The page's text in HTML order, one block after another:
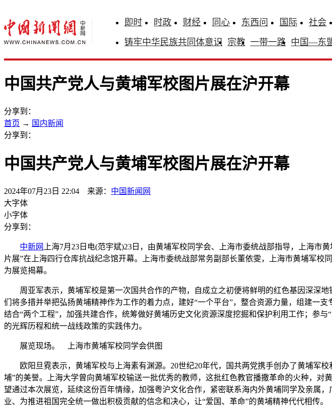
即时 时政 财经 同心 东西问 国际 社会
铸牢中华民族共同体意识 宗教 一带一路 中国—东
中国共产党人与黄埔军校图片展在沪开幕
分享到：
首页 → 国内新闻
分享到：
中国共产党人与黄埔军校图片展在沪开幕
2024年07月23日 22:04 来源： 中国新闻网
大字体
小字体
分享到：
中新网
上海7月23日电(范宇斌)23日，由黄埔军校同学会、上海市委统战部指导，上海
片展”在上海四行仓库抗战纪念馆开幕。上海市委统战部常务副部长董依雯，上海市黄埔军
为展览揭幕。
周亚军表示，黄埔军校是第一次国共合作的产物，自成立之初便将鲜明的红色基因深深
们将多措并举把弘扬黄埔精神作为工作的着力点，建好“一个平台”，整合资源力量，组建一
结合“两个工程”，加强共建合作，统筹做好黄埔历史文化资源深度挖掘和保护利用工作；参
的光辉历程和统一战线政策的实践伟力。
展览现场。 上海市黄埔军校同学会供图
欧阳旦霓表示，黄埔军校与上海素有渊源。20世纪20年代，国共两党携手创办了黄埔军
埔”的美誉。上海大学曾向黄埔军校输送一批优秀的教师，这批红色教官播撒革命的火种，
望通过本次展览，延续这份百年情缘，加强粤沪文化合作，紧密联系海内外黄埔同学及亲属
业、为推进祖国完全统一做出积极贡献的信念和决心，让“爱国、革命”的黄埔精神代代相传。